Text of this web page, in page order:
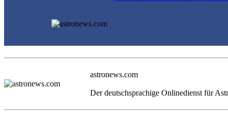
astronews.com
Der deutschsprachige Onlinedienst für